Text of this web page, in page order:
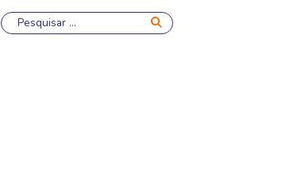
Pesquisar